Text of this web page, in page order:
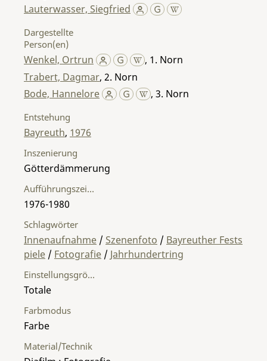
Lauterwasser, Siegfried
Dargestellte
Person(en)
Wenkel, Ortrun , 1. Norn
Trabert, Dagmar, 2. Norn
Bode, Hannelore
, 3. Norn
Entstehung
Bayreuth, 1976
Material/Technik
Einstellungsgröße
Totale
Farbmodus
Farbe
Inszenierung
Götterdämmerung
Aufführungszeitraum
1976-1980
Schlagwörter
Innenaufnahme / Szenenfoto / Bayreuther Fests
piele / Fotografie / Jahrhundertring